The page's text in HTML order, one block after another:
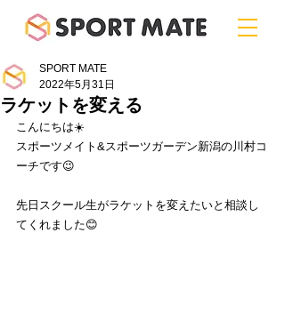
ラケットを変える
SPORT MATE
2022年5月31日
こんにちは☀️
スポーツメイト&スポーツガーデン新潟の川村コ
ーチです😉
先日スクール生がラケットを変えたいと相談し
てくれました😊